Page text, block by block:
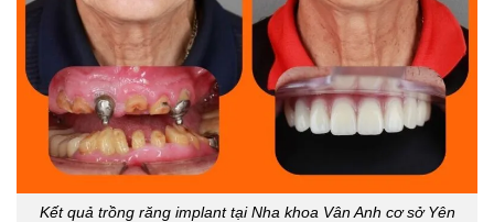
Kết quả trồng răng implant tại Nha khoa Vân Anh cơ sở Yên